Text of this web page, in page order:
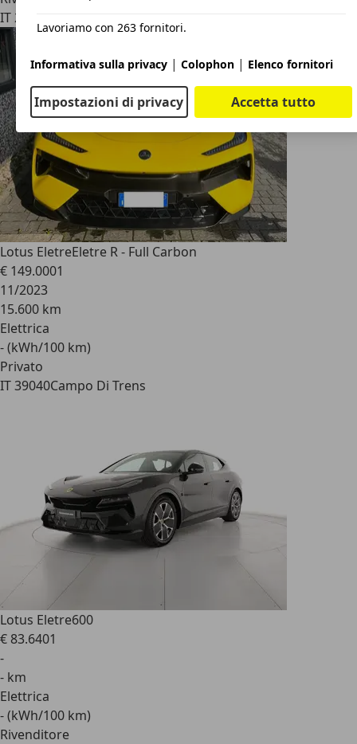
IT 24040
Lotus EletreEletre R - Full Carbon
€ 149.0001
11/2023
15.600 km
Elettrica
- (kWh/100 km)
Privato
IT 39040Campo Di Trens
Lotus Eletre600
€ 83.6401
-
- km
Elettrica
- (kWh/100 km)
Rivenditore
Lavoriamo con 263 fornitori.
Informativa sulla privacy | Colophon | Elenco fornitori
Impostazioni di privacy Accetta tutto